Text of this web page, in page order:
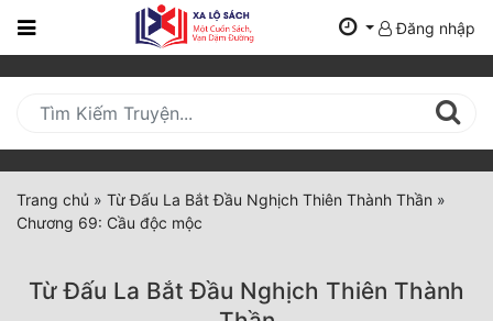
Trang
Mới
Cập
Nhật
(current)
Thể Loại
Đăng nhập
Trang chủ » Từ Đấu La Bắt Đầu Nghịch Thiên Thành Thần »
Chương 69: Cầu độc mộc
Từ Đấu La Bắt Đầu Nghịch Thiên Thành